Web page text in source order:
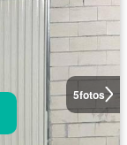
5fotos